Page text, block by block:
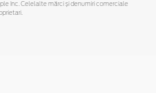
Inc. Celelalte mărci și denumiri comerciale